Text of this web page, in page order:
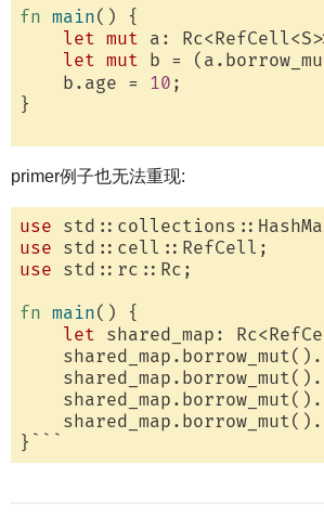
fn main() {
let mut a:
let mut b =
    b.age =
10 ;
}
primer例子也无法重现:
use
use
use std::rc::Rc;
fn main() {
let shared_map: